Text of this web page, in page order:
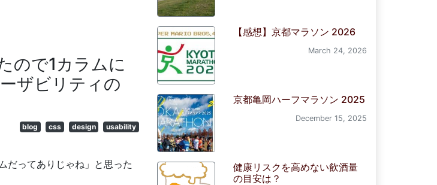
ので1カラムに
ザビリティの
blog css design usability
だってありじゃね」と思った
【感想】京都マラソン 2026
March 24, 2026
京都亀岡ハーフマラソン 2025
December 15, 2025
健康リスクを高めない飲酒量
の目安は？